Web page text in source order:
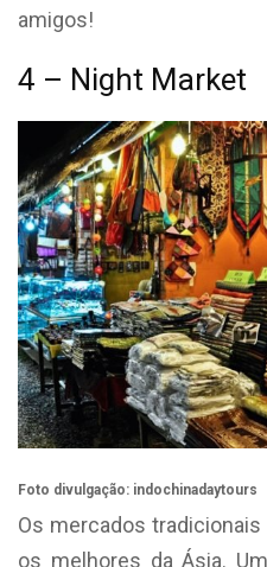
amigos!
4 – Night Market
Foto divulgação: indochinadaytours
Os mercados
os melhores da Ásia.